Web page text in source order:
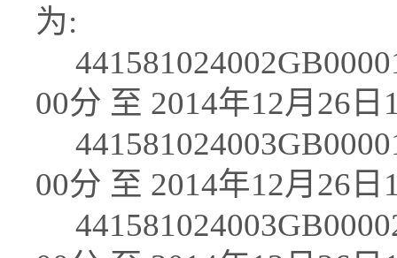
为:
00分 至 2014年12月26日
00分 至 2014年12月26日